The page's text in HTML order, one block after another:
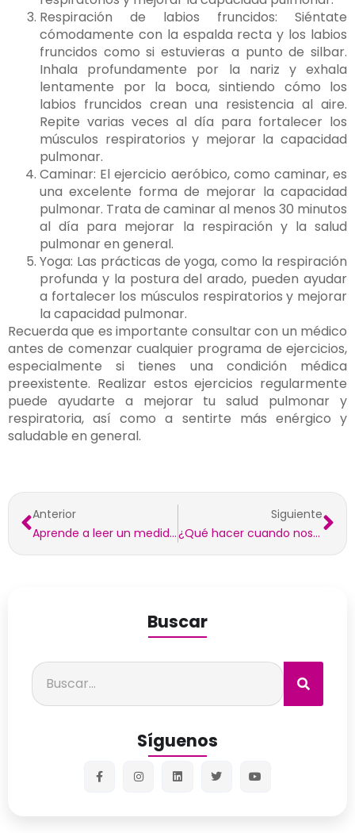
Respiración de labios fruncidos: Siéntate
cómodamente con la espalda recta y los labios
fruncidos como si estuvieras a punto de silbar.
Inhala profundamente por la nariz y exhala
lentamente por la boca, sintiendo cómo los
labios fruncidos crean una resistencia al aire.
Repite varias veces al día para fortalecer los
músculos respiratorios y mejorar la capacidad
pulmonar.
Caminar: El ejercicio aeróbico, como caminar, es
una excelente forma de mejorar la capacidad
pulmonar. Trata de caminar al menos 30 minutos
al día para mejorar la respiración y la salud
pulmonar en general.
Yoga: Las prácticas de yoga, como la respiración
profunda y la postura del arado, pueden ayudar
a fortalecer los músculos respiratorios y mejorar
la capacidad pulmonar.
Recuerda que es importante consultar con un médico
antes de comenzar cualquier programa de ejercicios,
especialmente si tienes una condición médica
preexistente. Realizar estos ejercicios regularmente
puede ayudarte a mejorar tu salud pulmonar y
respiratoria, así como a sentirte más enérgico y
saludable en general.
Anterior
Aprende a leer un medidor de agua
Siguiente
¿Qué hacer cuando nos quedamos afónicos?
Buscar
Síguenos